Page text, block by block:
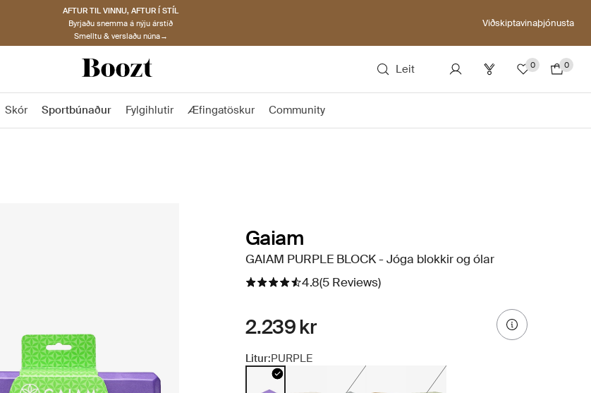
AFTUR TIL VINNU, AFTUR Í STÍL
Byrjaðu snemma á nýju árstíð
Smelltu & verslaðu núna→
Viðskiptavinaþjónusta
Leit 0 0
Skór Sportbúnaður Fylgihlutir Æfingatöskur Community
Gaiam
GAIAM PURPLE BLOCK - Jóga blokkir og ólar
4.8(5 Reviews)
2.239 kr
Litur:PURPLE